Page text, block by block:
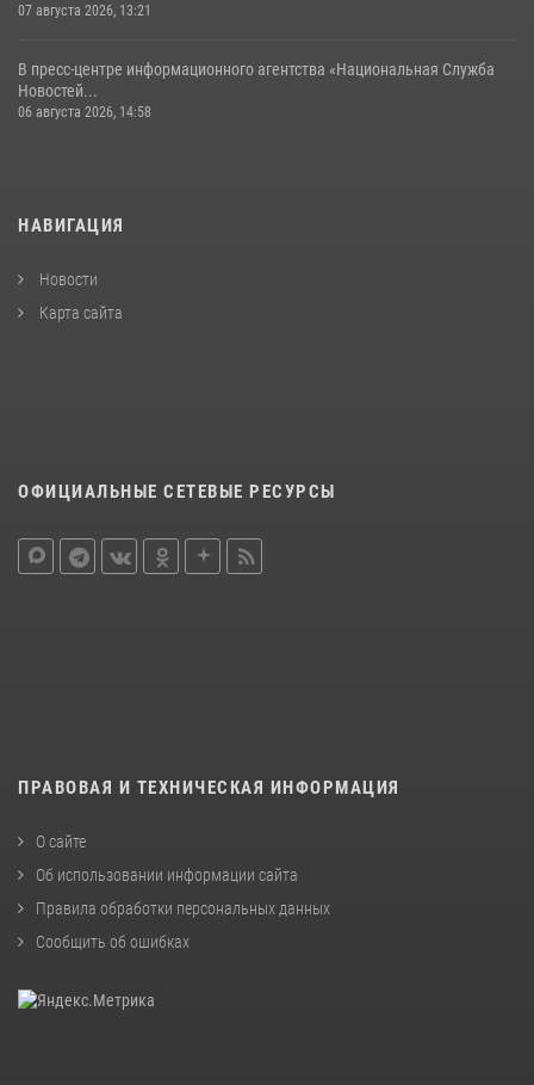
07 августа 2026, 13:21
В пресс-центре информационного агентства «Национальная Служба
Новостей...
06 августа 2026, 14:58
НАВИГАЦИЯ
Новости
Карта сайта
ОФИЦИАЛЬНЫЕ СЕТЕВЫЕ РЕСУРСЫ
ПРАВОВАЯ И ТЕХНИЧЕСКАЯ ИНФОРМАЦИЯ
О сайте
Об использовании информации сайта
Правила обработки персональных данных
Сообщить об ошибках